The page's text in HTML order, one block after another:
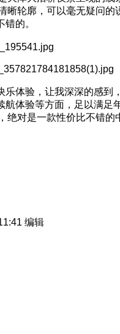
晰轮廓，可以毫无疑问的
的。
乐体验，让我深深的感到
航体验等方面，足以满足
绝对是一款性价比不错的
编辑